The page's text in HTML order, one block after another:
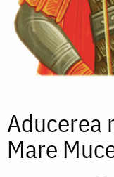
Aducerea
Mare